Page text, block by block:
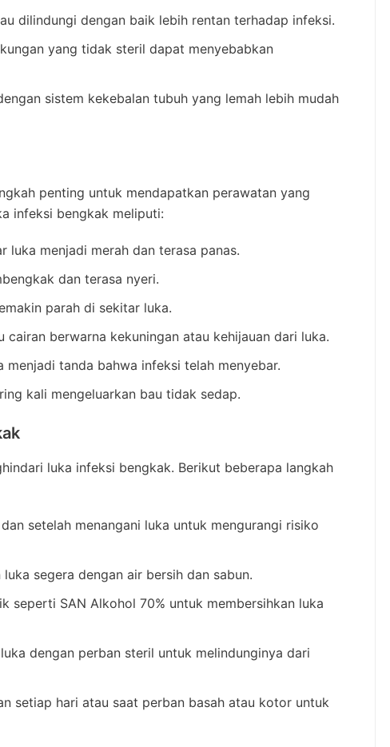
dilindungi dengan baik lebih rentan terhadap infeksi.
yang tidak steril dapat menyebabkan
sistem kekebalan tubuh yang lemah lebih mudah
penting untuk mendapatkan perawatan yang
infeksi bengkak meliputi:
luka menjadi merah dan terasa panas.
dan terasa nyeri.
parah di sekitar luka.
cairan berwarna kekuningan atau kehijauan dari luka.
tanda bahwa infeksi telah menyebar.
kali mengeluarkan bau tidak sedap.
luka infeksi bengkak. Berikut beberapa langkah
setelah menangani luka untuk mengurangi risiko
luka segera dengan air bersih dan sabun.
seperti SAN Alkohol 70% untuk membersihkan luka
dengan perban steril untuk melindunginya dari
setiap hari atau saat perban basah atau kotor untuk